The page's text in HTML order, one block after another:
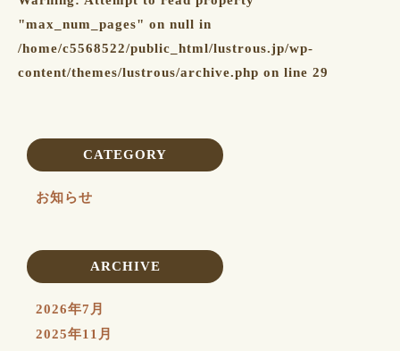
"max_num_pages" on null in
/home/c5568522/public_html/lustrous.jp/wp-
content/themes/lustrous/archive.php on line 29
CATEGORY
お知らせ
ARCHIVE
2026年7月
2025年11月